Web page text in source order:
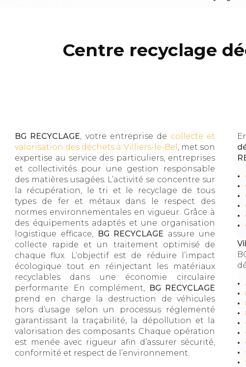
Centre recyclage
BG RECYCLAGE, votre entreprise de collecte et
valorisation des déchets à Villiers-le-Bel , met son
expertise au service des particuliers, entreprises
et collectivités pour une gestion responsable
des matières usagées. L’activité se concentre sur
la récupération, le tri et le recyclage de tous
types de fer et métaux dans le respect des
normes environnementales en vigueur. Grâce à
des équipements adaptés et une organisation
logistique efficace,
BG RECYCLAGE assure une
collecte rapide et un traitement optimisé de
chaque flux. L’objectif est de réduire l’impact
écologique tout en réinjectant les matériaux
recyclables dans une économie circulaire
performante. En complément,
BG RECYCLAGE
prend en charge la destruction de véhicules
hors d’usage selon un processus réglementé
garantissant la traçabilité, la dépollution et la
valorisation des composants. Chaque opération
est menée avec rigueur afin d’assurer sécurité,
conformité et respect de l’environnement.